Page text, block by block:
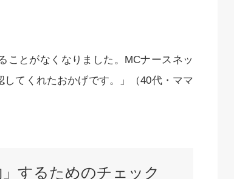
ことがなくなりました。MCナースネッ
てくれたおかげです。」（40代・ママ
するためのチェック